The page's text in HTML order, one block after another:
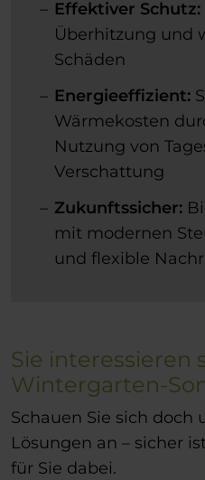
Effektiver Schutz:
Überhitzung und
Schäden
Energieeffizient:
Wärmekosten
Nutzung von
Verschattung
Zukunftssicher:
mit modernen
und flexible
Sie interessieren
Wintergarten-
Schauen Sie sich doch
Lösungen an – sicher
für Sie dabei.